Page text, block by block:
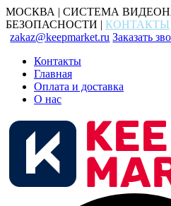
МОСКВА | СИСТЕМА
БЕЗОПАСНОСТИ | КОНТАКТЫ
zakaz@keepmarket.ru Заказать
Контакты
Главная
Оплата и доставка
О нас